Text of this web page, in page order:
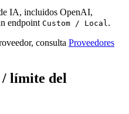
IA, incluidos OpenAI,
endpoint Custom / Local .
consulta Proveedores
/ límite del